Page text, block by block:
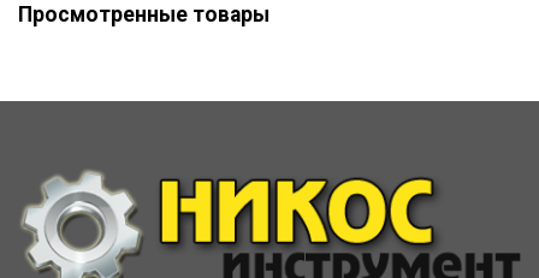
Просмотренные товары